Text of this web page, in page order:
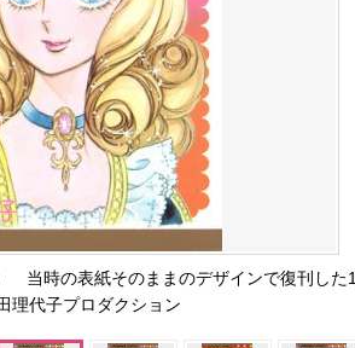
当時の表紙そのままのデザインで復刊した1
代子プロダクション